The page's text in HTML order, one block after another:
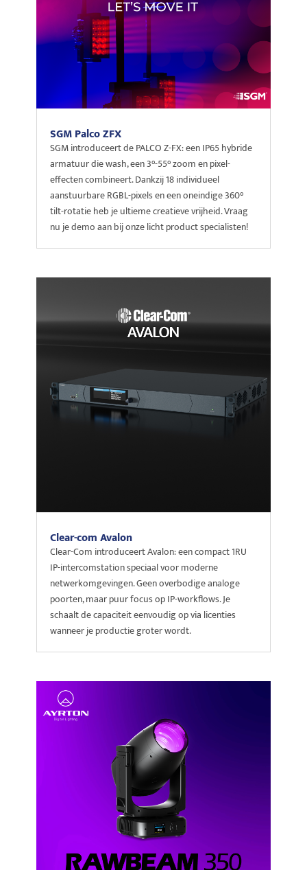
SGM Palco ZFX
SGM introduceert de PALCO Z-FX: een IP65 hybride
armatuur die wash, een 3°-55° zoom en pixel-
effecten combineert. Dankzij 18 individueel
aanstuurbare RGBL-pixels en een oneindige 360°
tilt-rotatie heb je ultieme creatieve vrijheid. Vraag
nu je demo aan bij onze licht product specialisten!
Clear-com Avalon
Clear-Com introduceert Avalon: een compact 1RU
IP-intercomstation speciaal voor moderne
netwerkomgevingen. Geen overbodige analoge
poorten, maar puur focus op IP-workflows. Je
schaalt de capaciteit eenvoudig op via licenties
wanneer je productie groter wordt.